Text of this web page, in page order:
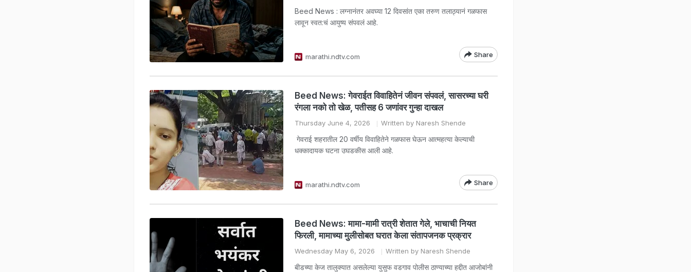
Beed News : लग्नानंतर अवघ्या 12 दिवसांत एका तरुण तलाठ्यानं गळफास
लावून स्वत:चं आयुष्य संपवलं आहे.
marathi.ndtv.com Share
Beed News: गेवराईत विवाहितेनं जीवन संपवलं, सासरच्या घरी
रंगला नको तो खेळ, पतीसह 6 जणांवर गुन्हा दाखल
Thursday June 4, 2026 Written by Naresh Shende
गेवराई शहरातील 20 वर्षीय विवाहितेने गळफास घेऊन आत्महत्या केल्याची
धक्कादायक घटना उघडकीस आली आहे.
marathi.ndtv.com Share
Beed News: मामा-मामी रात्री शेतात गेले, भाचाची नियत
फिरली, मामाच्या मुलीसोबत घरात केला संतापजनक प्रक्रार
Wednesday May 6, 2026 Written by Naresh Shende
बीडच्या केज तालुक्यात असलेल्या युसुफ वडगाव पोलीस ठाण्याच्या हद्दीत आजोबांनी